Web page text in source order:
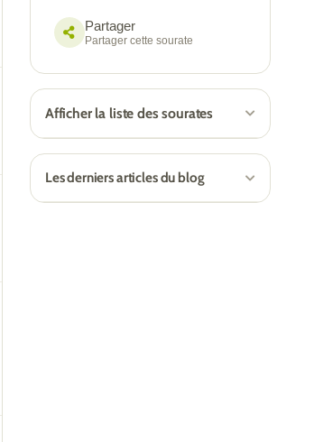
Partager
Partager cette sourate
Afficher la liste des sourates
Les derniers articles du blog